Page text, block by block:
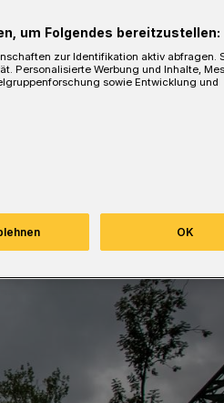
um Folgendes bereitzustellen:
zur Identifikation aktiv abfragen.
Personalisierte Werbung und Inhalte,
sowie Entwicklung und
OK